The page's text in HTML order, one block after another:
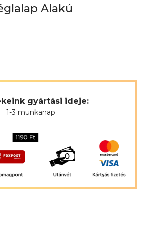
Alakú
gyártási ideje:
1-3 munkanap